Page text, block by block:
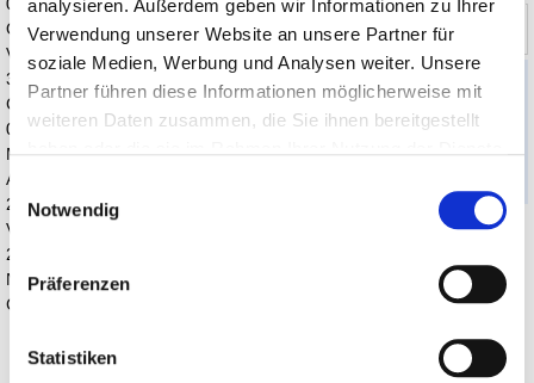
analysieren. Außerdem geben wir Informationen zu Ihrer
Verwendung unserer Website an unsere Partner für
soziale Medien, Werbung und Analysen weiter. Unsere
Partner führen diese Informationen möglicherweise mit
weiteren Daten zusammen, die Sie ihnen bereitgestellt
Cookies, wenn Sie unsere Webseite weiterhin nutzen.
Einwilligungsauswahl
Notwendig
Präferenzen
Statistiken
mindestens 6 Zeichen
1 Sonderzeichen
Datenschutzbestimmungen
Omega-3 EPA
Vegan
31.07.2026
Creme du Ciel
05.12.2025
Mitochondrien
Aktivator
27.06.2025
Vita Natura
22.04.2025
Natugena
Curcuma Liquid